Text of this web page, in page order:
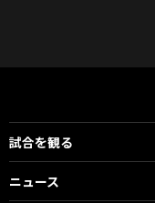
試合を観る
ニュース